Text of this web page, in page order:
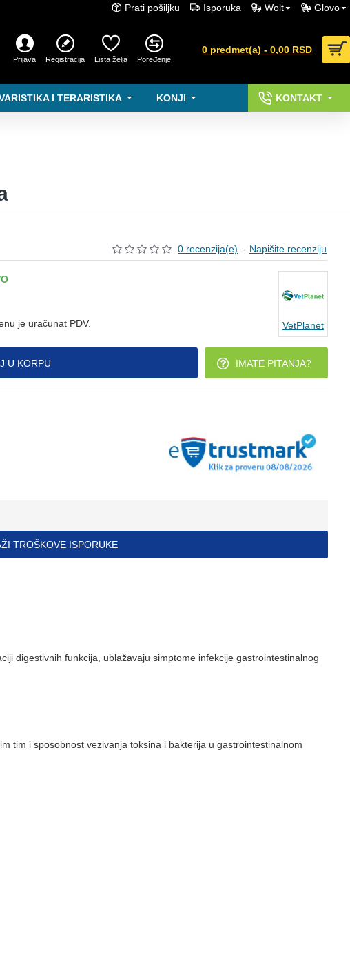
Prati pošiljku Isporuka Wolt Glovo
Prijava Registracija Lista želja Poređenje
0 predmet(a) - 0,00 RSD
I TERARISTIKA KONJI KONTAKT
0 recenzija(e) - Napišite recenziju
je uračunat PDV. VetPlanet
U KORPU IMATE PITANJA?
TROŠKOVE ISPORUKE
digestivnih funkcija, ublažavaju simptome infekcije gastrointestinalnog
tim i sposobnost vezivanja toksina i bakterija u gastrointestinalnom